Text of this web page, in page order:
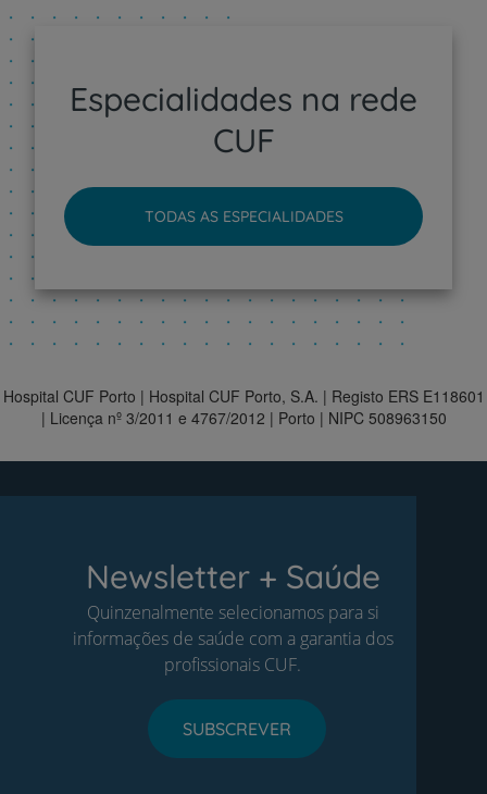
Especialidades na rede
CUF
TODAS AS ESPECIALIDADES
Hospital CUF Porto | Hospital CUF Porto, S.A. | Registo ERS E118601
| Licença nº 3/2011 e 4767/2012 | Porto | NIPC 508963150
Newsletter + Saúde
Quinzenalmente selecionamos para si
informações de saúde com a garantia dos
profissionais CUF.
SUBSCREVER